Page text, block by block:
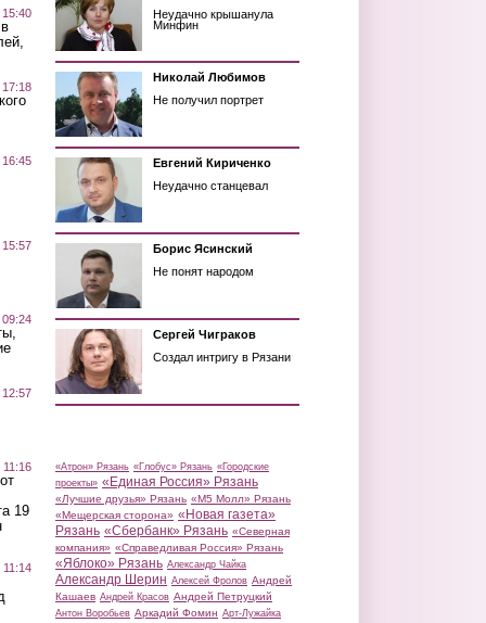
15:57
19
Неудачно крышанула
Минфин
Николай Любимов
Не получил портрет
Евгений Кириченко
Неудачно станцевал
Борис Ясинский
Не понят народом
Сергей Чиграков
Создал интригу в Рязани
«Атрон» Рязань «Глобус» Рязань «Городские
проекты» «Единая Россия» Рязань
«Лучшие друзья» Рязань «М5 Молл» Рязань
«Мещерская сторона» «Новая газета»
Рязань «Сбербанк» Рязань «Северная
компания» «Справедливая Россия» Рязань
«Яблоко» Рязань Александр Чайка
Александр Шерин Алексей Фролов Андрей
Кашаев Андрей Красов Андрей Петруцкий
Антон Воробьев Аркадий Фомин Арт-Лужайка